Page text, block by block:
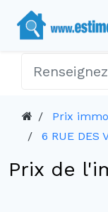
Prix
6 RUE DES
Prix de